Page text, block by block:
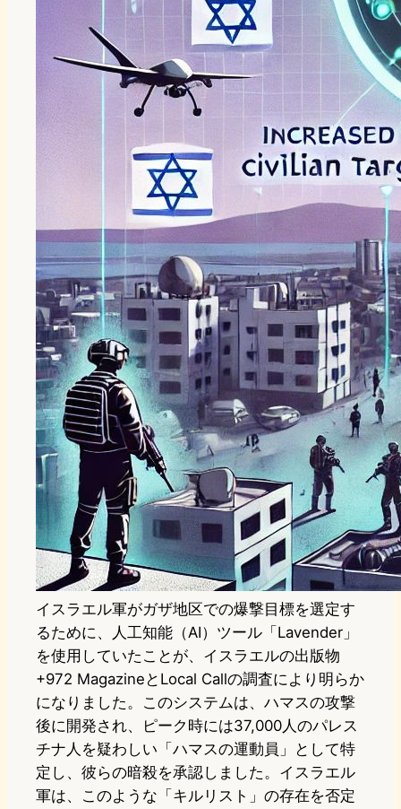
イスラエル軍がガザ地区での爆撃目標を選定す
るために、人工知能（AI）ツール「Lavender」
を使用していたことが、イスラエルの出版物
+972 MagazineとLocal Callの調査により明らか
になりました。このシステムは、ハマスの攻撃
後に開発され、ピーク時には37,000人のパレス
チナ人を疑わしい「ハマスの運動員」として特
定し、彼らの暗殺を承認しました。イスラエル
軍は、このような「キルリスト」の存在を否定